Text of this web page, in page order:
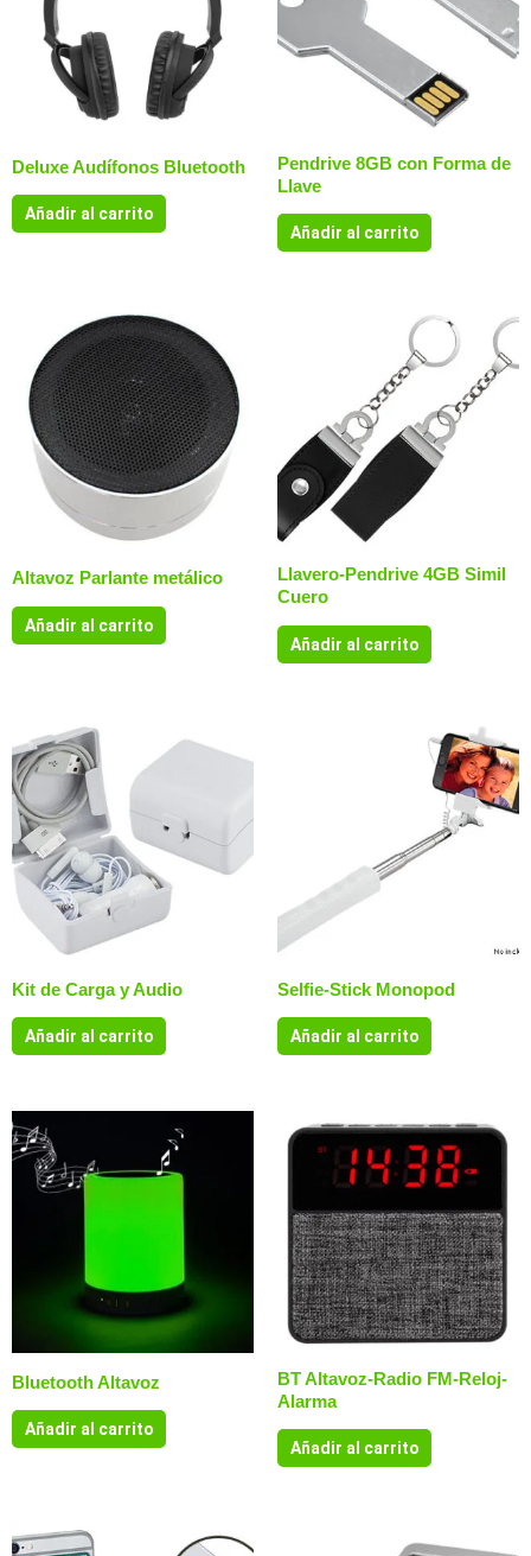
Deluxe Audífonos Bluetooth
Añadir al carrito
Pendrive 8GB con Forma de
Llave
Añadir al carrito
Altavoz Parlante metálico
Añadir al carrito
Llavero-Pendrive 4GB Simil
Cuero
Añadir al carrito
Kit de Carga y Audio
Añadir al carrito
Selfie-Stick Monopod
Añadir al carrito
Bluetooth Altavoz
Añadir al carrito
BT Altavoz-Radio FM-Reloj-
Alarma
Añadir al carrito